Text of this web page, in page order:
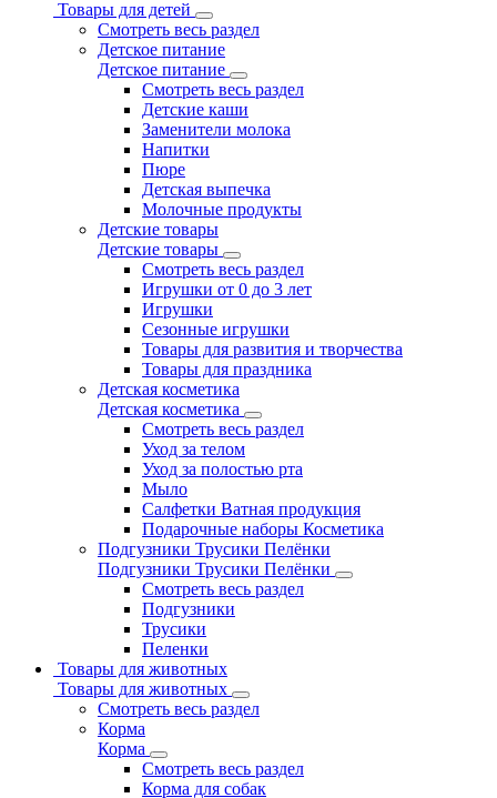
Товары для детей
Смотреть весь раздел
Детское питание
Детское питание
Смотреть весь раздел
Детские каши
Заменители молока
Напитки
Пюре
Детская выпечка
Молочные продукты
Детские товары
Детские товары
Смотреть весь раздел
Игрушки от 0 до 3 лет
Игрушки
Сезонные игрушки
Товары для развития и творчества
Товары для праздника
Детская косметика
Детская косметика
Смотреть весь раздел
Уход за телом
Уход за полостью рта
Мыло
Салфетки Ватная продукция
Подарочные наборы Косметика
Подгузники Трусики Пелёнки
Подгузники Трусики Пелёнки
Смотреть весь раздел
Подгузники
Трусики
Пеленки
Товары для животных
Товары для животных
Смотреть весь раздел
Корма
Корма
Смотреть весь раздел
Корма для собак